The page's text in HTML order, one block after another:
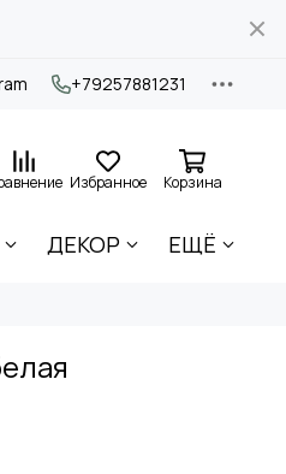
+79257881231
Избранное Корзина
ДЕКОР ЕЩЁ